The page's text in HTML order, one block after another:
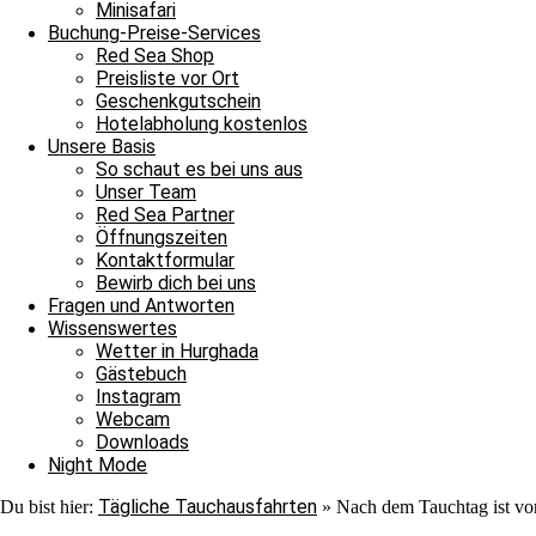
Minisafari
Buchung-Preise-Services
Red Sea Shop
Preisliste vor Ort
Geschenkgutschein
Hotelabholung kostenlos
Unsere Basis
So schaut es bei uns aus
Unser Team
Red Sea Partner
Öffnungszeiten
Kontaktformular
Bewirb dich bei uns
Fragen und Antworten
Wissenswertes
Wetter in Hurghada
Gästebuch
Instagram
Webcam
Downloads
Night Mode
Du bist hier: Tägliche Tauchausfahrten » Nach dem Tauchtag ist
Nach ihrer Show verließen auch sie uns ins Blau. Jedoch war auf
Adlerrochen entdecken, der in der Strömung stand, wie ein Fels in
ebenmäßig Marmoriert und wir konnten ihn von der Nähe
unter einem Stein saß. In unserem Sicherheitsstop begegnete uns
hinschauen sollten, machten wir uns überglücklich auf den Weg
als auch für die Neulinge, denn heute hat unsere Tauschfamilie
viel zu feiern, das heißt schnell auf zur Shaab Stella Bar, denn
Grüße von JJ, Sandra und Janina.
Ganztagesfahrt
Tauchplatz 1: Carlson’s Corner
Tauchplatz 2: Erg Somaya
Tauchplatz 3: Balena
An diesem wunderschönen Sonntagmorgen starteten wir unseren